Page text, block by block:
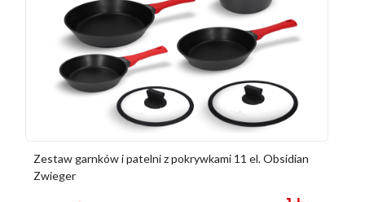
Zestaw garnków i patelni z pokrywkami 11 el. Obsidian
Zwieger